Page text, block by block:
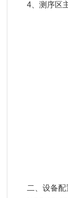
4、测序区
二、设备配